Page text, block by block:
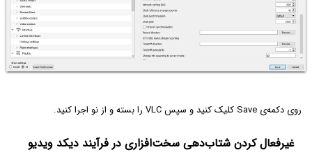
روی دکمه‌ی Save کلیک کنید و سپس VLC را بسته و از نو اجرا کنید.
غیرفعال کردن شتاب‌دهی سخت‌افزاری در فرآیند دیکد ویدیو